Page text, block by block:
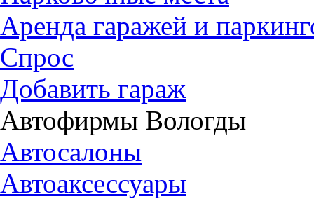
Аренда гаражей и
Спрос
Добавить гараж
Автофирмы Вологды
Автосалоны
Автоаксессуары